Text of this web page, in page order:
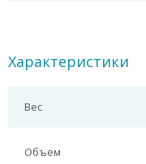
Характеристики
Вес
Объем